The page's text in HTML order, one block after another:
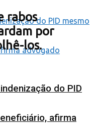
do PID
afirma
rabos
por
los.